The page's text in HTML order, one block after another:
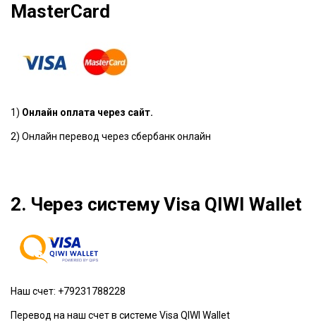
MasterCard
1) Онлайн оплата через сайт.
2) Онлайн перевод через сбербанк онлайн
2. Через систему Visa QIWI Wallet
Наш счет: +79231788228
Перевод на наш счет в системе Visa QIWI Wallet